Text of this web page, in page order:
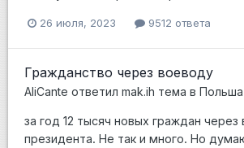
26 июля, 2023 9512 ответа
Гражданство через воеводу
AliCante ответил mak.ih тема в Польша
за год 12 тысяч новых граждан через
президента. Не так и много. Но